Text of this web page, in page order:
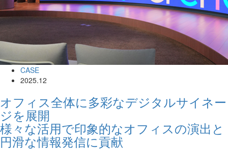
CASE
2025.12
オフィス全体に多彩なデジタルサイネー
ジを展開
様々な活用で印象的なオフィスの演出と
円滑な情報発信に貢献